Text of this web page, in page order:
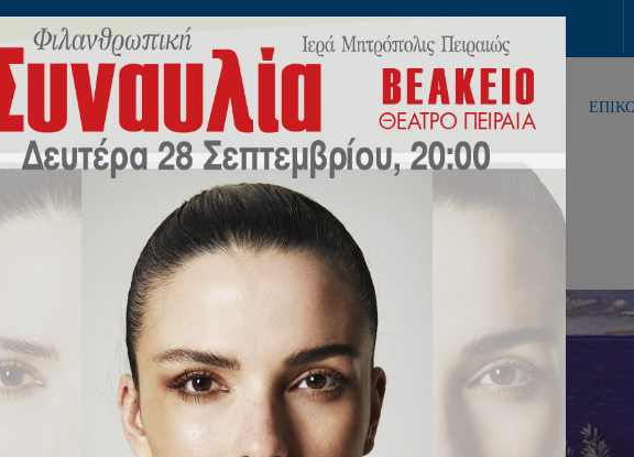
Φίλωνος 45
ΠΟΙΜΑΝΤΙΚΗ ΕΚΠΑΙΔΕΥΣΗ Μ.Μ.Ε ΝΕΟΤΗΤΑ